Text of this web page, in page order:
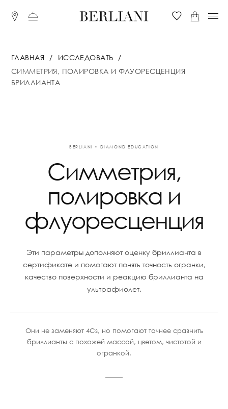
ГЛАВНАЯ
ИССЛЕДОВАТЬ
СИММЕТРИЯ, ПОЛИРОВКА И ФЛУОРЕСЦЕНЦИЯ
БРИЛЛИАНТА
BERLIANI • DIAMOND EDUCATION
Симметрия,
полировка и
флуоресценция
Эти параметры дополняют оценку бриллианта в
сертификате и помогают понять точность огранки,
качество поверхности и реакцию бриллианта на
ультрафиолет.
Они не заменяют 4Cs, но помогают точнее сравнить
бриллианты с похожей массой, цветом, чистотой и
огранкой.